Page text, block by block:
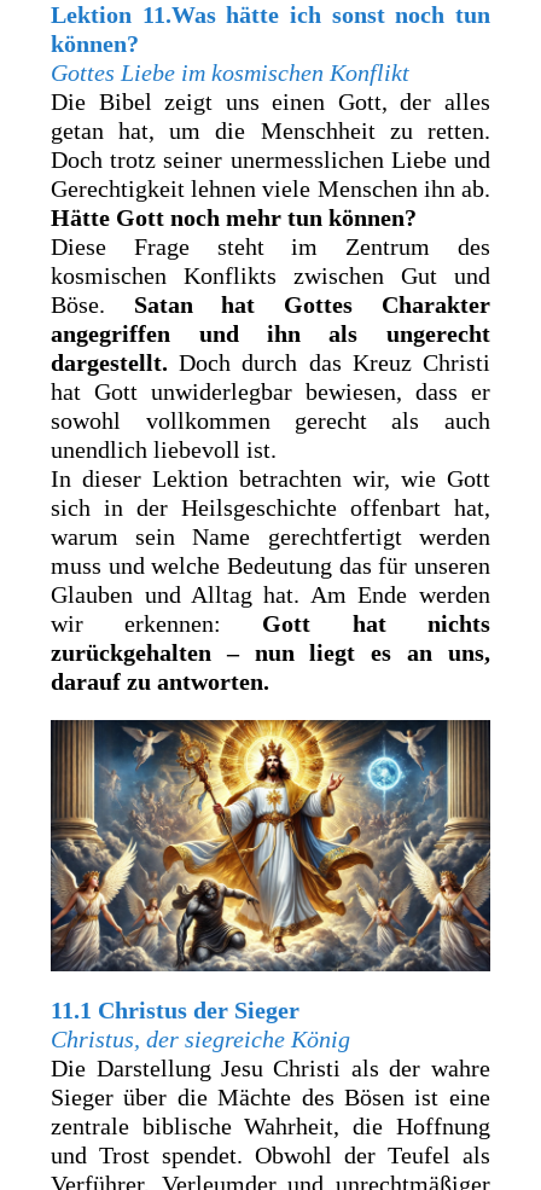
Lektion 11.Was hätte ich sonst noch tun
können?
Gottes Liebe im kosmischen Konflikt
Die Bibel zeigt uns einen Gott, der alles
getan hat, um die Menschheit zu retten.
Doch trotz seiner unermesslichen Liebe und
Gerechtigkeit lehnen viele Menschen ihn ab.
Hätte Gott noch mehr tun können?
Diese Frage steht im Zentrum des
kosmischen Konflikts zwischen Gut und
Böse. Satan hat Gottes Charakter
angegriffen und ihn als ungerecht
dargestellt. Doch durch das Kreuz Christi
hat Gott unwiderlegbar bewiesen, dass er
sowohl vollkommen gerecht als auch
unendlich liebevoll ist.
In dieser Lektion betrachten wir, wie Gott
sich in der Heilsgeschichte offenbart hat,
warum sein Name gerechtfertigt werden
muss und welche Bedeutung das für unseren
Glauben und Alltag hat. Am Ende werden
wir erkennen: Gott hat nichts
zurückgehalten – nun liegt es an uns,
darauf zu antworten.
11.1 Christus der Sieger
Christus, der siegreiche König
Die Darstellung Jesu Christi als der wahre
Sieger über die Mächte des Bösen ist eine
zentrale biblische Wahrheit, die Hoffnung
und Trost spendet. Obwohl der Teufel als
Verführer, Verleumder und unrechtmäßiger